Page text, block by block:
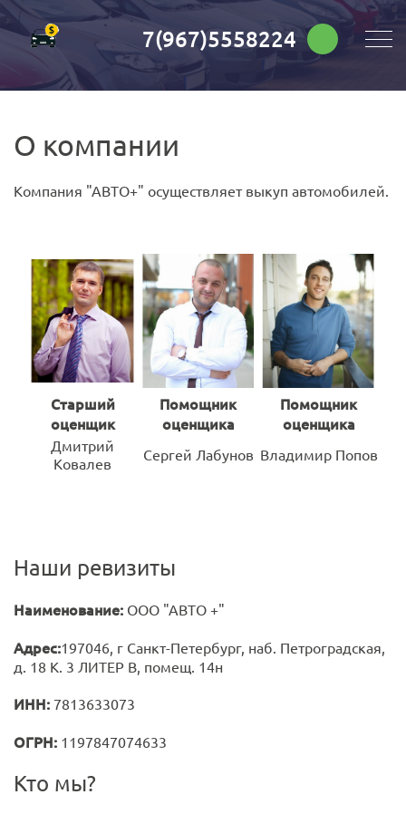
7(967)5558224
О компании
Компания "АВТО+" осуществляет выкуп автомобилей.
Старший
оценщик
Помощник
оценщика
Помощник
оценщика
Дмитрий
Ковалев
Сергей Лабунов Владимир Попов
Наши ревизиты
Наименование: ООО "АВТО +"
Адрес:197046, г Санкт-Петербург, наб. Петроградская,
д. 18 К. 3 ЛИТЕР В, помещ. 14н
ИНН: 7813633073
ОГРН: 1197847074633
Кто мы?